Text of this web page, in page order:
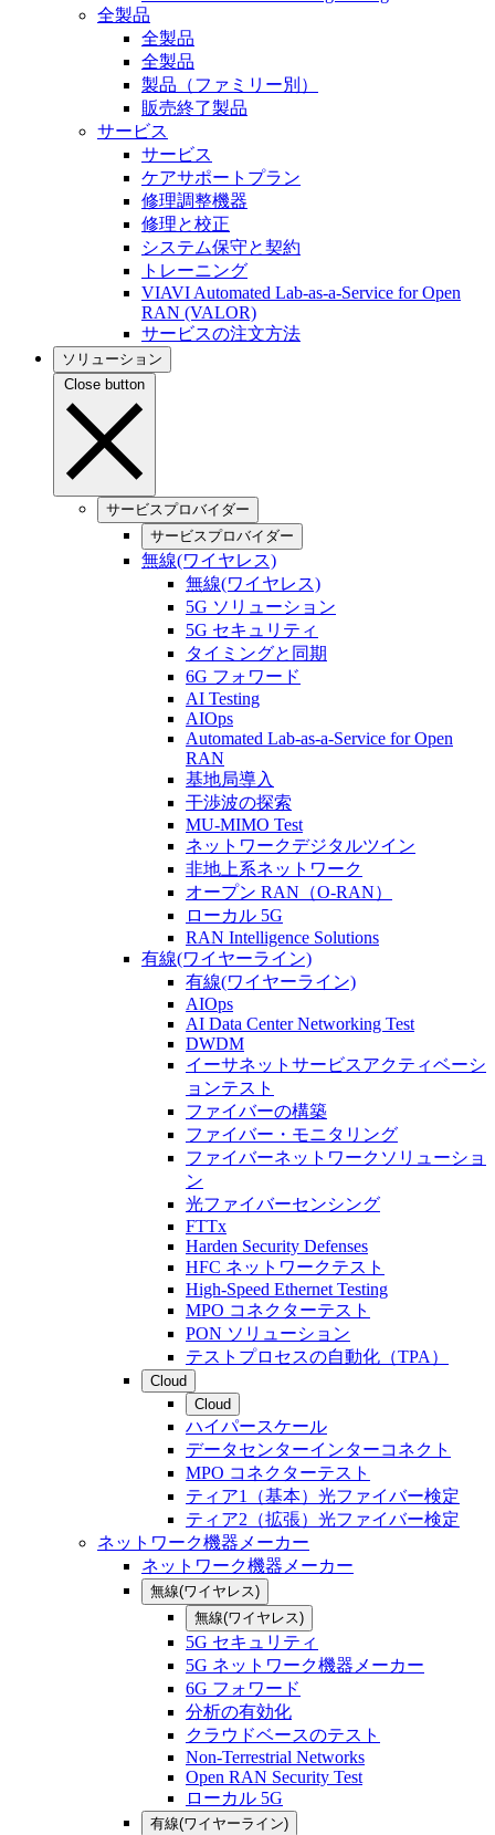
全製品
全製品
全製品
製品（ファミリー別）
販売終了製品
サービス
サービス
ケアサポートプラン
修理調整機器
修理と校正
システム保守と契約
トレーニング
VIAVI Automated Lab-as-a-Service for Open
RAN (VALOR)
サービスの注文方法
ソリューション
Close button
サービスプロバイダー
サービスプロバイダー
無線(ワイヤレス)
無線(ワイヤレス)
5G ソリューション
5G セキュリティ
タイミングと同期
6G フォワード
AI Testing
AIOps
Automated Lab-as-a-Service for Open
RAN
基地局導入
干渉波の探索
MU-MIMO Test
ネットワークデジタルツイン
非地上系ネットワーク
オープン RAN（O-RAN）
ローカル 5G
RAN Intelligence Solutions
有線(ワイヤーライン)
有線(ワイヤーライン)
AIOps
AI Data Center Networking Test
DWDM
イーサネットサービスアクティベーシ
ョンテスト
ファイバーの構築
ファイバー・モニタリング
ファイバーネットワークソリューショ
ン
光ファイバーセンシング
FTTx
Harden Security Defenses
HFC ネットワークテスト
High-Speed Ethernet Testing
MPO コネクターテスト
PON ソリューション
テストプロセスの自動化（TPA）
Cloud
Cloud
ハイパースケール
データセンターインターコネクト
MPO コネクターテスト
ティア1（基本）光ファイバー検定
ティア2（拡張）光ファイバー検定
ネットワーク機器メーカー
ネットワーク機器メーカー
無線(ワイヤレス)
無線(ワイヤレス)
5G セキュリティ
5G ネットワーク機器メーカー
6G フォワード
分析の有効化
クラウドベースのテスト
Non-Terrestrial Networks
Open RAN Security Test
ローカル 5G
有線(ワイヤーライン)